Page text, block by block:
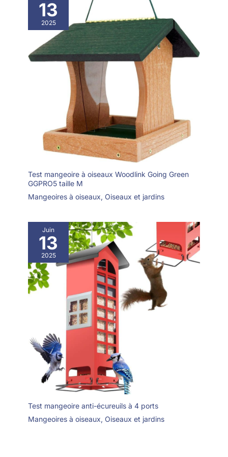
élégante dans vos
espaces extérieurs,
un excellent cadeau
pour vos amis ou
membres de la
famille, également un
cadeau spécial pour
les observateurs
d'oiseaux sauvages
et les amoureux de la
nature. Profitez de
belles couleurs
d'observation des
oiseaux sauvages
pendant que les
oiseaux sauvages
baignent dans vos
bains d'oiseaux.
votre jardin plein
d'oiseaux chanteurs
tout au long de
l'année
13
2025
Test mangeoire à oiseaux Woodlink Going Green
GGPRO5 taille M
Mangeoires à oiseaux, Oiseaux et jardins
Juin
13
2025
Test mangeoire anti-écureuils à 4 ports
Mangeoires à oiseaux, Oiseaux et jardins